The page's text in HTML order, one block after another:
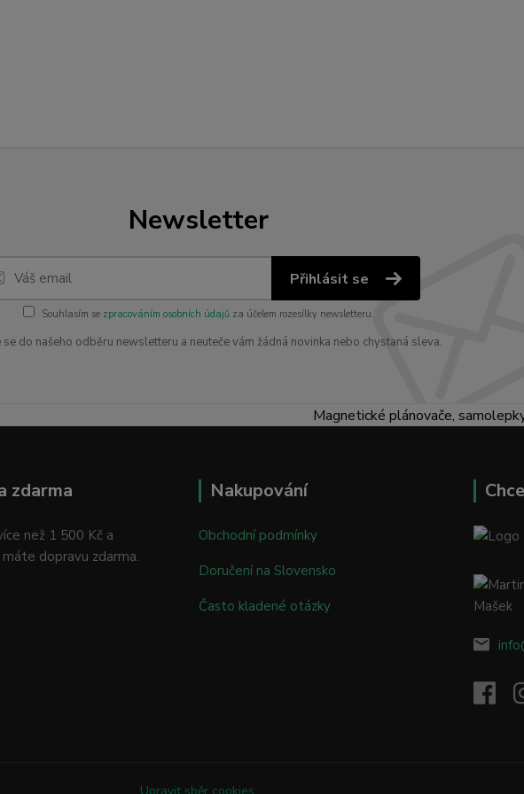
Newsletter
Přihlásit se
Souhlasím se zpracováním osobních údajů za účelem rozesílky newsletteru.
se do našeho odběru newsletteru a neuteče vám žádná novinka nebo chystaná sleva.
Magnetické plánovače,
zdarma
než 1 500 Kč a
dopravu zdarma.
Nakupování
Obchodní podmínky
Doručení na Slovensko
Často kladené otázky